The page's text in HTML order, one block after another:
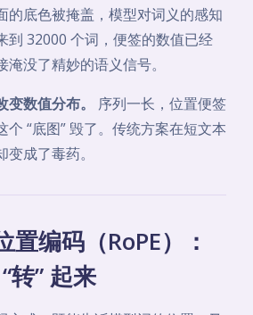
的底色被掩盖，模型对词义的感知
到 32000 个词，便签的数值已经
没了精妙的语义信号。
数值分布。
序列一长，位置便签
个 “底图” 毁了。传统方案在短文本
成了毒药。
置编码（RoPE）：
转” 起来